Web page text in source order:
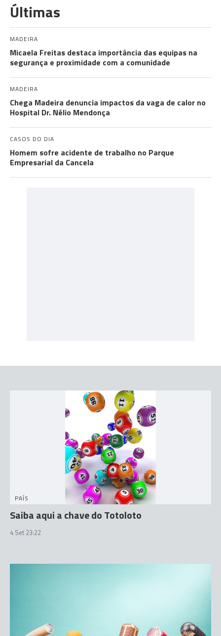
Últimas
MADEIRA
Micaela Freitas destaca importância das equipas na
segurança e proximidade com a comunidade
MADEIRA
Chega Madeira denuncia impactos da vaga de calor no
Hospital Dr. Nélio Mendonça
CASOS DO DIA
Homem sofre acidente de trabalho no Parque
Empresarial da Cancela
PAÍS
Saiba aqui a chave do Totoloto
4 Set 23:22